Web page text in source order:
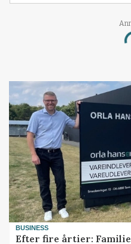
BUSINESS
Efter fire årtier: